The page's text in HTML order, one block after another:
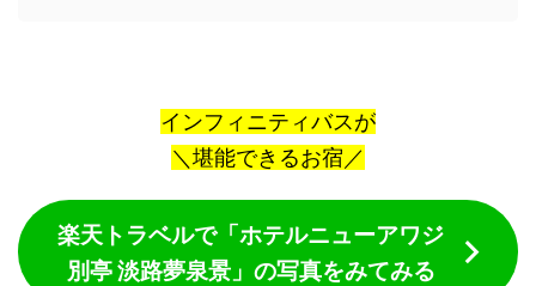
インフィニティバスが
＼堪能できるお宿／
楽天トラベルで「ホテルニューアワジ
別亭 淡路夢泉景」の写真をみてみる